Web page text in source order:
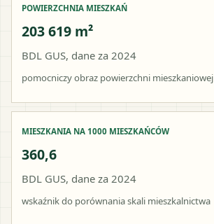
POWIERZCHNIA MIESZKAŃ
203 619 m²
BDL GUS, dane za 2024
pomocniczy obraz powierzchni mieszkaniowej
MIESZKANIA NA 1000 MIESZKAŃCÓW
360,6
BDL GUS, dane za 2024
wskaźnik do porównania skali mieszkalnictwa